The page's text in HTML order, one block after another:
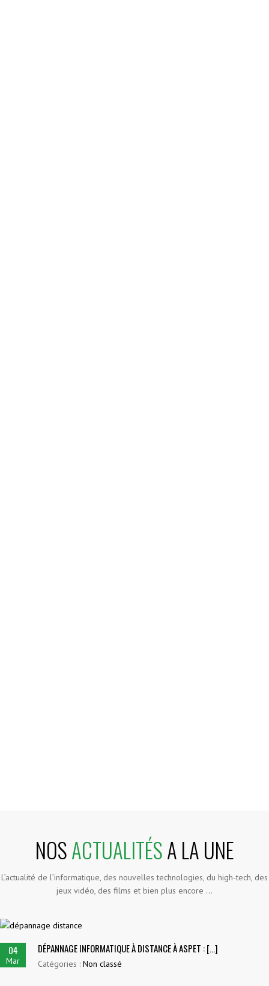
NOSACTUALITÉSA LA UNE
L’actualité de l’informatique, des nouvelles technologies, du high-tech, des
jeux vidéo, des films et bien plus encore …
04
Mar
DÉPANNAGE INFORMATIQUE À DISTANCE À ASPET : [...]
Catégories : Non classé